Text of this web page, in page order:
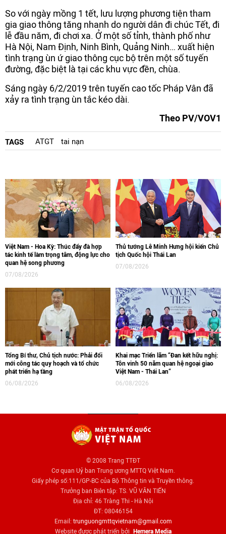
So với ngày mồng 1 tết, lưu lượng phương tiện tham
gia giao thông tăng nhanh do người dân đi chúc Tết, đi
lễ đầu năm, đi chơi xa. Ở một số tỉnh, thành phố như
Hà Nội, Nam Định, Ninh Bình, Quảng Ninh… xuất hiện
tình trạng ùn ứ giao thông cục bộ trên một số tuyến
đường, đặc biệt là tại các khu vực đền, chùa.
Sáng ngày 6/2/2019 trên tuyến cao tốc Pháp Vân đã
xảy ra tình trạng ùn tắc kéo dài.
Theo PV/VOV1
TAGS ATGT tai nạn
Việt Nam - Hoa Kỳ: Thúc đẩy đà hợp
tác kinh tế làm trọng tâm, động lực cho
quan hệ song phương
07/08/2026
Thủ tướng Lê Minh Hưng hội kiến Chủ
tịch Quốc hội Thái Lan
07/08/2026
Tổng Bí thư, Chủ tịch nước: Phải đổi
mới công tác quy hoạch và tổ chức
phát triển hạ tầng
06/08/2026
Khai mạc Triển lãm “Đan kết hữu nghị:
Tôn vinh 50 năm quan hệ ngoại giao
Việt Nam - Thái Lan“
06/08/2026
© 2008 Trang TTĐT
Cơ quan Uỷ ban Trung ương MTTQ Việt Nam.
Giấy phép số:111/GP-BC của Bộ Thông tin và Truyền thông.
Trưởng ban Biên tập: TS. VŨ VĂN TIẾN
Địa chỉ: 46 Tràng Thi - Hà Nội
ĐT: 08046154
Email: trunguongmttqvietnam@gmail.com
Website được phát triển bởi Hemera Media